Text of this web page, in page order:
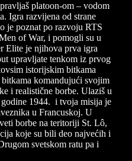
platoon-om – vodom
Igra razvijena od strane
je poznat po razvoju RTS
of War, i pomogli su u
Elite je njihova prva igra
upravljate tenkom iz prvog
istorijskim bitkama
komandujući svojim
i realistične borbe. Ulaziš u
1944. i tvoja misija je
u Francuskoj. U
borbe na teritoriji St. Lô,
koje su bili deo najvećih i
svetskom ratu pa i